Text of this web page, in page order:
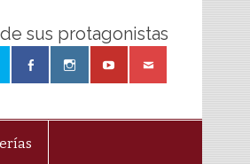
sus protagonistas